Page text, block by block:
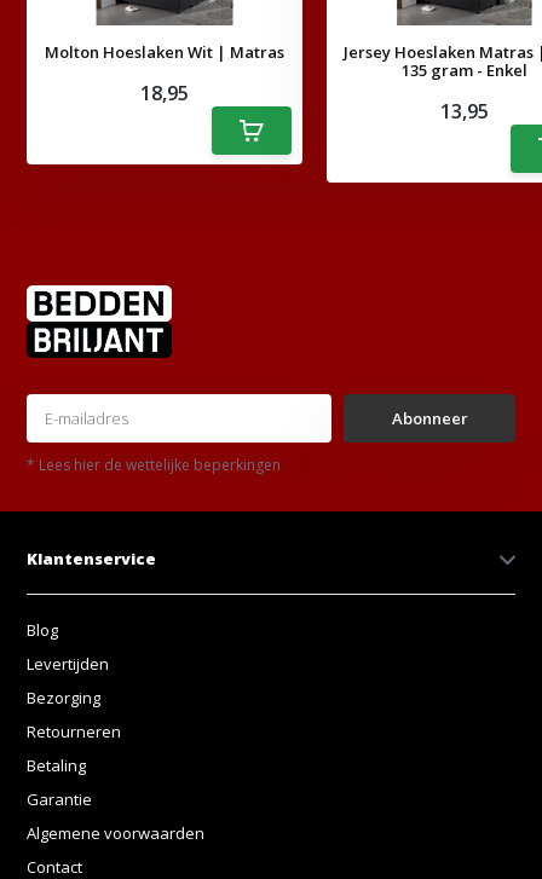
Molton Hoeslaken Wit | Matras
18,95
Jersey Hoeslaken Matras
135 gram - Enkel
13,95
Abonneer
* Lees hier de wettelijke beperkingen
Klantenservice
Blog
Levertijden
Bezorging
Retourneren
Betaling
Garantie
Algemene voorwaarden
Contact